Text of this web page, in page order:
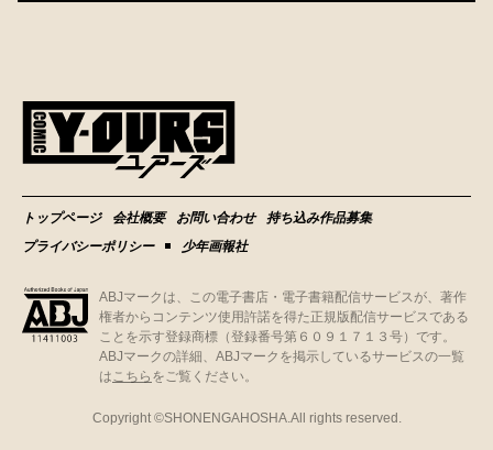
トップページ 会社概要 お問い合わせ
持ち込み作品募集
プライバシーポリシー
少年画報社
ABJマークは、この電子書店・電子書籍配信サービスが、著作
権者からコンテンツ使用許諾を得た正規版配信サービスである
ことを示す登録商標（登録番号第６０９１７１３号）です。
ABJマークの詳細、ABJマークを掲示しているサービスの一覧
は こちら をご覧ください。
Copyright ©SHONENGAHOSHA. All rights reserved.